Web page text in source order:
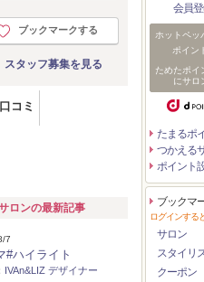
ブックマークする
スタッフ募集を見る
口コミ
ロンの最新記事
7
#ハイライト
IVAn&LIZ デザイナー
会員登
ホットペッ
ポイン
ためたポイ
にサロ
たまるポ
つかえる
ポイント
ブックマ
ログインする
サロン
スタイリ
クーポン